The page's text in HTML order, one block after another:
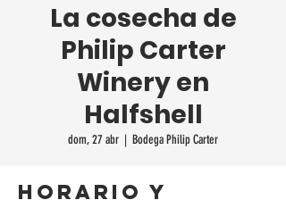
La cosecha de
Philip Carter
Winery en
Halfshell
dom, 27 abr
  |
Bodega Philip Carter
Horario y